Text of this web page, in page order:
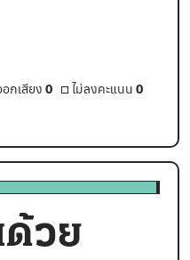
กเสียง 0 ไม่ลงคะแนน 0
ด้วย